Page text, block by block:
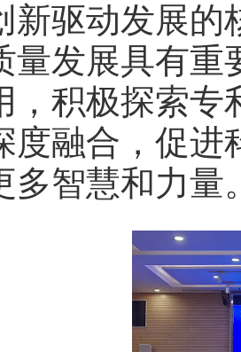
新驱动发展
量发展具有重
，积极探索专
度融合，促进
多智慧和力量